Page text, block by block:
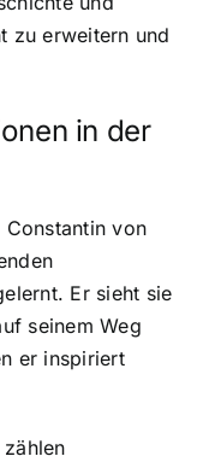
zu erweitern und
in der
Constantin von
Er sieht sie
seinem Weg
er inspiriert